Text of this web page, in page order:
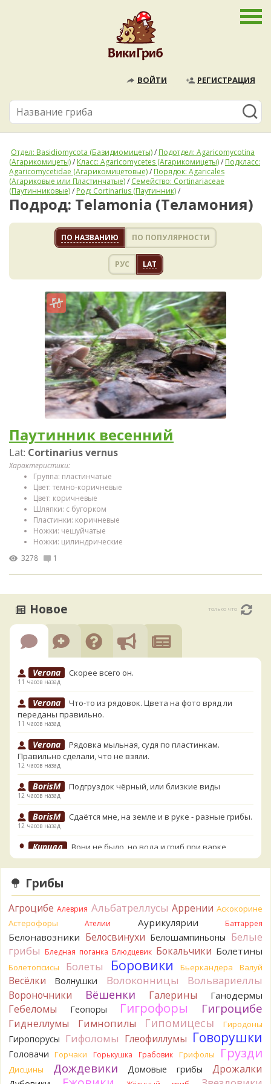
ВОЙТИ РЕГИСТРАЦИЯ
Отдел: Basidiomycota (Базидиомицеты)/ Подотдел: Agaricomycotina
(Агарикомицеты)/ Класс: Agaricomycetes (Агарикомицеты)/ Подкласс:
Agaricomycetidae (Агарикомицетовые)/ Порядок: Agaricales
(Агариковые или Пластинчатые)/ Семейство: Cortinariaceae
(Паутинниковые)/ Род: Cortinarius (Паутинник)/
Подрод: Telamonia (Теламония)
ПО НАЗВАНИЮ ПО ПОПУЛЯРНОСТИ
РУС LAT
Паутинник весенний
Lat: Cortinarius vernus
Характеристики:
Группа: пластинчатые
Цвет: темно-коричневые
Цвет: коричневые
Шляпки: с бугорком
Пластинки: коричневые
Ножки: чешуйчатые
Ножки: цилиндрические
3278
1
Новое только что
Verona Скорее всего он.
11 часов назад
Verona
Что-то из рядовок. Цвета на фото вряд ли
переданы правильно.
11 часов назад
Verona
Рядовка мыльная, судя по пластинкам.
Правильно сделали, что не взяли.
12 часов назад
BorisM Подгруздок чёрный, или близкие виды
12 часов назад
BorisM Сдаётся мне, на земле и в руке - разные грибы.
12 часов назад
Кирилл
Вони не было, но вода и гриб при варке
начали желтеть. Выкинул. Большое спасибо.
14 часов назад
Кирилл
14 часов назад
Tatiana_A
Да. Но они не все безоговорочно
съедобны.
14 часов назад
Tatiana_A
В следующий раз вырвите его целиком и
разрежьте ножку вертикально. Именно вертикально.
Пожелтение у самого основания - значит, Ш. Желтокожий,
ядовит. Иногда полезно гриб сварить, Желтокожий и еще
несколько ядовитых начинают жутко вонять химией, и
14 часов назад
Кирилл
Спасибо, а можно быть хотя бы уверенным,
что это сыроежки? Полости в ножке нет, но центральная
часть видно, что другого цвета немного. Изменения цвета
Грибы
Агроцибе Алеврия Альбатреллусы Аррении Аскокорине
Астерофоры
Ателии Аурикулярии Баттаррея
Белонавозники Белосвинухи Белошампиньоны Белые
грибы Бледная поганка Блюдцевик Бокальчики Болетины
Болетопсисы Болеты Боровики Бьеркандера Валуй
Весёлки Волнушки Волоконницы Вольвариеллы
Вороночники Вёшенки Галерины Ганодермы
Гебеломы Геопоры Гигрофоры Гигроцибе
Гиднеллумы Гимнопилы Гипомицесы Гиродоны
Гиропорусы Гифоломы Глеофиллумы Говорушки
Головачи Горчаки Горькушка Грабовик Грифолы Грузди
Дисцины Дождевики Домовые грибы Дрожалки